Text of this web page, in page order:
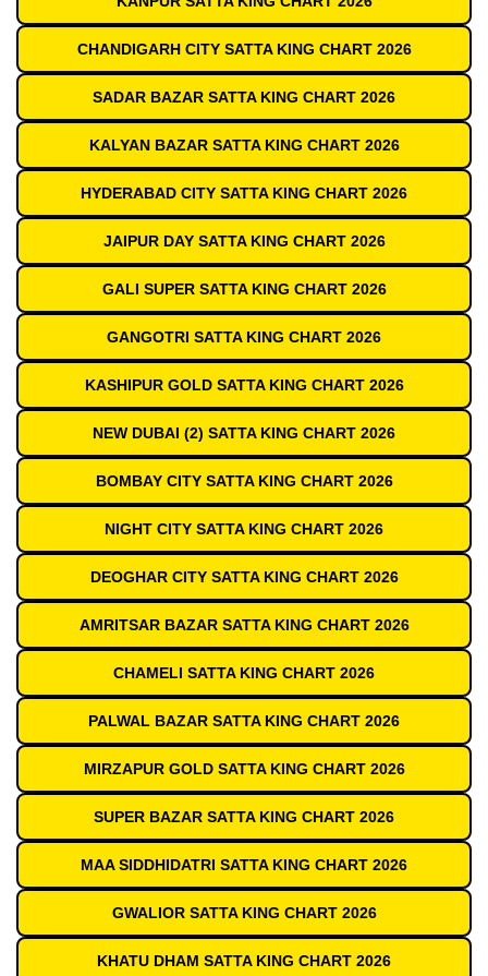
CHANDIGARH CITY SATTA KING CHART 2026
SADAR BAZAR SATTA KING CHART 2026
KALYAN BAZAR SATTA KING CHART 2026
HYDERABAD CITY SATTA KING CHART 2026
JAIPUR DAY SATTA KING CHART 2026
GALI SUPER SATTA KING CHART 2026
GANGOTRI SATTA KING CHART 2026
KASHIPUR GOLD SATTA KING CHART 2026
NEW DUBAI (2) SATTA KING CHART 2026
BOMBAY CITY SATTA KING CHART 2026
NIGHT CITY SATTA KING CHART 2026
DEOGHAR CITY SATTA KING CHART 2026
AMRITSAR BAZAR SATTA KING CHART 2026
CHAMELI SATTA KING CHART 2026
PALWAL BAZAR SATTA KING CHART 2026
MIRZAPUR GOLD SATTA KING CHART 2026
SUPER BAZAR SATTA KING CHART 2026
MAA SIDDHIDATRI SATTA KING CHART 2026
GWALIOR SATTA KING CHART 2026
KHATU DHAM SATTA KING CHART 2026